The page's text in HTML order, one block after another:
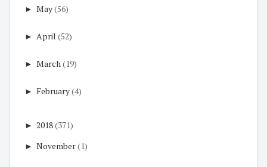
► May(56)
► April (52)
► March(19)
► February(4)
► 2018(371)
► November(1)